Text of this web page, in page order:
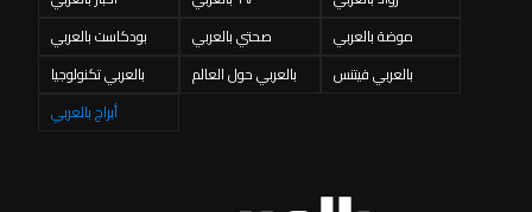
بودكاست بالعربي
صحتي بالعربي
موضة بالعربي
بالعربي تكنولوجيا
بالعربي حول العالم
بالعربي فيتنس
أبراج بالعربي